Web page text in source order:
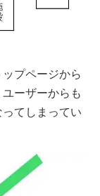
プページから
ーザーからも
てしまってい